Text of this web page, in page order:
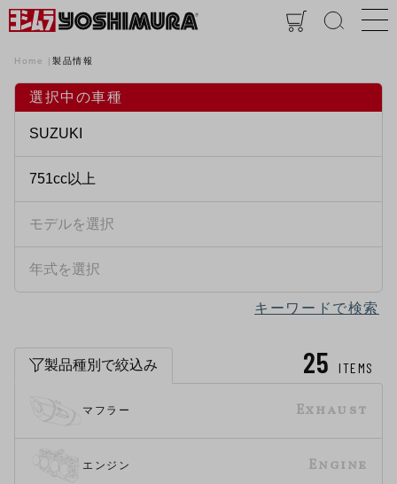
Home 製品情報
選択中の車種
キーワードで検索
25 ITEMS
製品種別で絞込み
Exhaust
マフラー
Engine
エンジン